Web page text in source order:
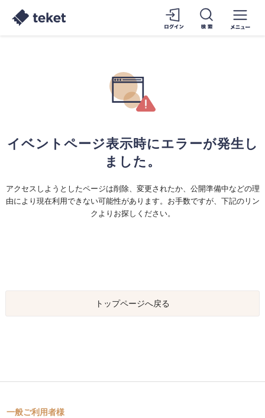
イベントページ表示時にエラーが発生し
ました。
アクセスしようとしたページは削除、変更されたか、公開準備中などの理
由により現在利用できない可能性があります。お手数ですが、下記のリン
クよりお探しください。
トップページへ戻る
一般ご利用者様